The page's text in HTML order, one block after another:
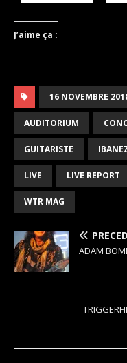
J’aime ça :
16 NOVEMBRE
AUDITORIUM
GUITARISTE
LIVE LIVE REPORT
WTR MAG
ADAM